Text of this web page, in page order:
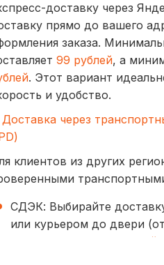
доставку через
прямо до вашего
заказа.
99 рублей, а
. Этот вариант
и удобство.
Доставка через
клиентов из других
СДЭК: Выбирайте
или курьером до двери
300 рублей